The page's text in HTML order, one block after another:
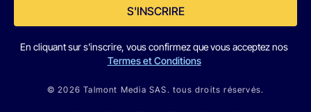
S'INSCRIRE
En cliquant sur s'inscrire, vous confirmez que vous acceptez nos
Termes et Conditions
© 2026 Talmont Media SAS. tous droits réservés.